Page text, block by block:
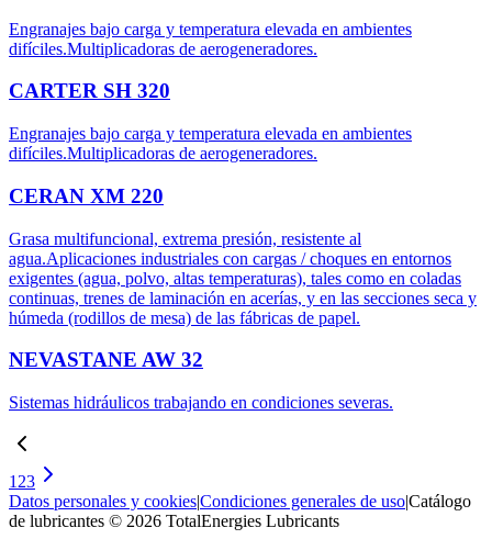
Engranajes bajo carga y temperatura elevada en ambientes
difíciles.Multiplicadoras de aerogeneradores.
CARTER SH 320
Engranajes bajo carga y temperatura elevada en ambientes
difíciles.Multiplicadoras de aerogeneradores.
CERAN XM 220
Grasa multifuncional, extrema presión, resistente al
agua.Aplicaciones industriales con cargas / choques en entornos
exigentes (agua, polvo, altas temperaturas), tales como en coladas
continuas, trenes de laminación en acerías, y en las secciones seca y
húmeda (rodillos de mesa) de las fábricas de papel.
NEVASTANE AW 32
Sistemas hidráulicos trabajando en condiciones severas.
1 23
Datos personales y cookies|Condiciones generales de uso|Catálogo
de lubricantes © 2026 TotalEnergies Lubricants